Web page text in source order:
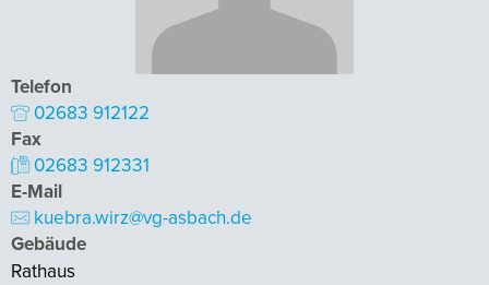
Telefon
02683 912122
Fax
02683 912331
E-Mail
kuebra.wirz@vg-asbach.de
Gebäude
Rathaus